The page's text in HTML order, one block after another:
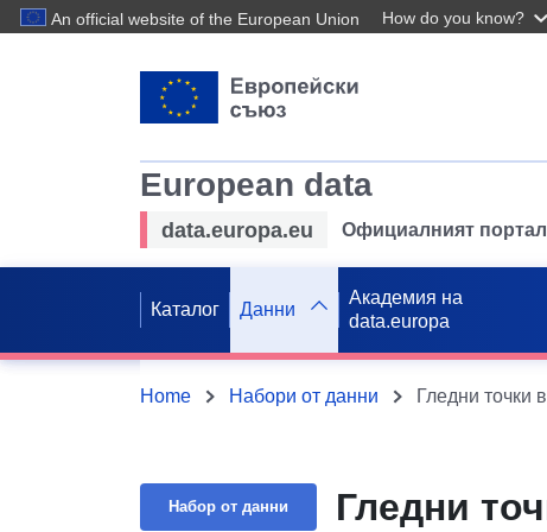
An official website of the European Union How do you know?
European data
data.europa.eu Официалният
Каталог Данни
Академия на
data.europa
Home Набори от данни Гледни точки
Набор от данни Гледни